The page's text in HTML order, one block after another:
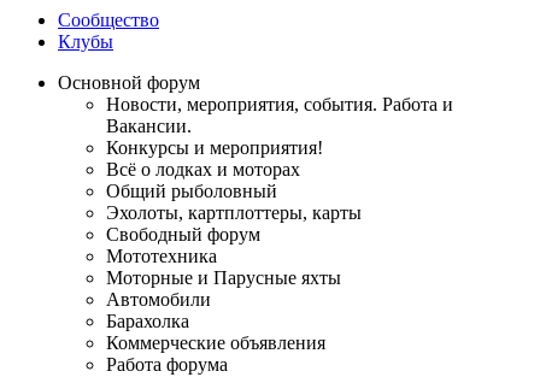
Сообщество
Клубы
Основной форум
Новости, мероприятия, события. Работа и
Вакансии.
Конкурсы и мероприятия!
Всё о лодках и моторах
Общий рыболовный
Эхолоты, картплоттеры, карты
Свободный форум
Мототехника
Моторные и Парусные яхты
Автомобили
Барахолка
Коммерческие объявления
Работа форума